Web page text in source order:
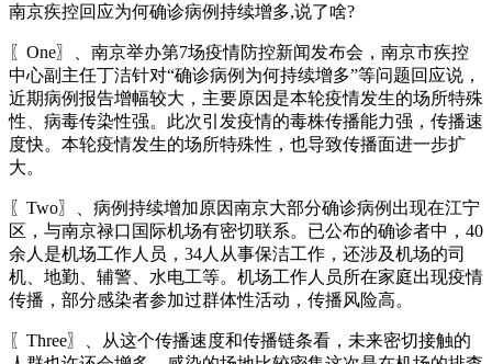
南京疾控回应为何确诊病例持续增多,说了啥?
〖One〗、南京举办第7场疫情防控新闻发布会，南京市疾控
中心副主任丁洁针对“确诊病例为何持续增多”等问题回应说，
近期病例报告增幅较大，主要原因是本轮疫情发生的场所特殊
性、病毒传染性强。此次引发疫情的毒株传播能力强，传播速
度快。本轮疫情发生的场所特殊性，也导致传播面进一步扩
大。
〖Two〗、病例持续增加原因南京大部分确诊病例出现在江宁
区，与南京禄口国际机场有密切联系。已公布的确诊者中，40
余人是机场工作人员，34人从事保洁工作，还涉及机场的司
机、地勤、辅警、水电工等。机场工作人员所在家庭出现疫情
传播，部分感染者参加过群体性活动，传播风险高。
〖Three〗、从这个传播速度和传播链条看，未来密切接触的